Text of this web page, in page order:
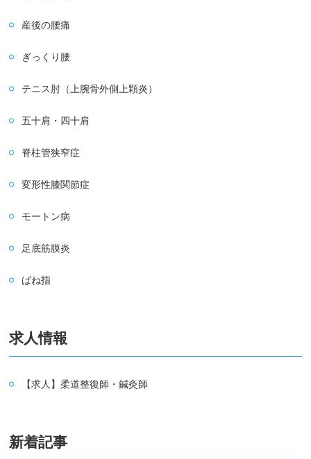
産後の腰痛
ぎっくり腰
テニス肘（上腕骨外側上顆炎）
五十肩・四十肩
脊柱管狭窄症
変形性膝関節症
モートン病
足底筋膜炎
ばね指
求人情報
【求人】柔道整復師・鍼灸師
新着記事